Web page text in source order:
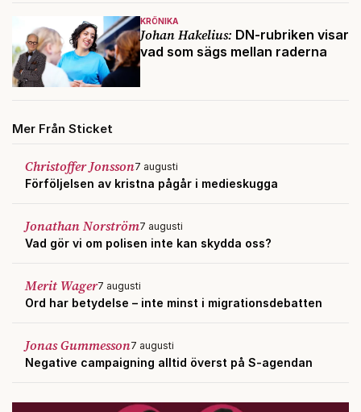
KRÖNIKA
Johan Hakelius: DN-rubriken visar
vad som sägs mellan raderna
Mer Från Sticket
Christoffer Jonsson7 augusti
Förföljelsen av kristna pågår i medieskugga
Jonathan Norström7 augusti
Vad gör vi om polisen inte kan skydda oss?
Merit Wager7 augusti
Ord har betydelse – inte minst i migrationsdebatten
Jonas Gummesson7 augusti
Negative campaigning alltid överst på S-agendan